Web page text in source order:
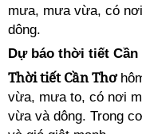
mưa, mưa vừa, có
dông.
Dự báo thời tiết Cần
Thời tiết Cần Thơ
vừa, mưa to, có nơi
vừa và dông. Trong